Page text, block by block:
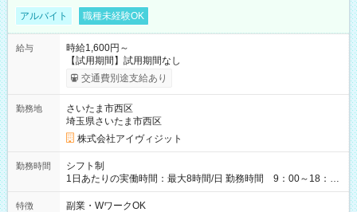
アルバイト 職種未経験OK
給与
時給1,600円～
【試用期間】試用期間なし
交通費別途支給あり
勤務地
さいたま市西区
埼玉県さいたま市西区
株式会社アイヴィジット
勤務時間
シフト制
1日あたりの実働時間：最大8時間/日 勤務時間 9：00～18：
00(実働8h、休憩1h) 土日祝含む週3日～OK、シフト制 ※もちろ
ん週5日勤務もOK♪ 勤務期間：2026年8月12日～9月9日※リスト
特徴 副業・WワークOK